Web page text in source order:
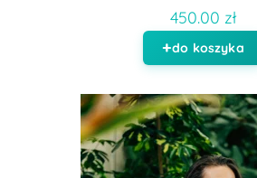
450.00 zł
do koszyka